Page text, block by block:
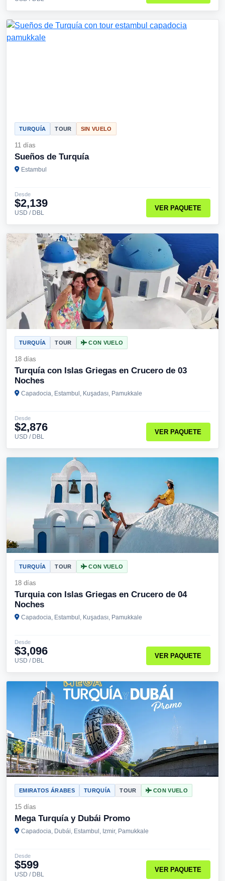
TURQUÍA TOUR SIN VUELO
11 días
Sueños de Turquía
Estambul
Desde
$2,139
USD / DBL
VER PAQUETE
TURQUÍA TOUR CON VUELO
18 días
Turquía con Islas Griegas en Crucero de 03
Noches
Capadocia, Estambul, Kuşadası, Pamukkale
Desde
$2,876
USD / DBL
VER PAQUETE
TURQUÍA TOUR CON VUELO
18 días
Turquia con Islas Griegas en Crucero de 04
Noches
Capadocia, Estambul, Kuşadası, Pamukkale
Desde
$3,096
USD / DBL
VER PAQUETE
EMIRATOS ÁRABES TURQUÍA TOUR CON VUELO
15 días
Mega Turquía y Dubái Promo
Capadocia, Dubái, Estambul, Izmir, Pamukkale
Desde
$599
USD / DBL
VER PAQUETE